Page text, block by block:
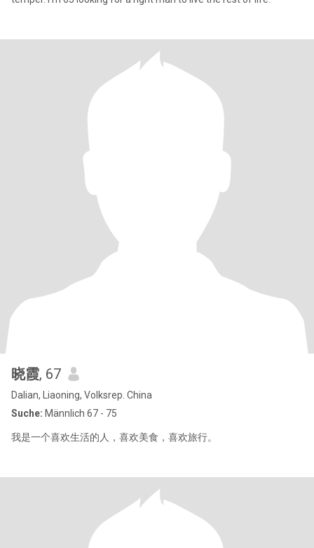
晓霞, 67
Dalian, Liaoning, Volksrep. China
Suche: Männlich 67 - 75
我是一个喜欢生活的人，喜欢美食，喜欢旅行。